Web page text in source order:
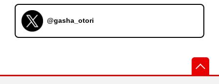
@gasha_otori